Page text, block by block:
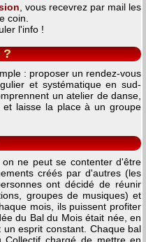
, vous recevrez par mail les
coin.
l'info !
?
: proposer un rendez-vous
et systématique en sud-
un atelier de danse,
laisse la place à un groupe
ne peut se contenter d'être
créés par d'autres (les
ont décidé de réunir
groupes de musiques) et
mois, ils puissent profiter
du Bal du Mois était née, en
esprit constant. Chaque bal